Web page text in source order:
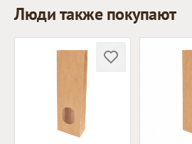
Люди также покупают